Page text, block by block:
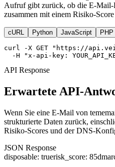
Aufruf gibt zurück, ob die E-
zusammen mit einem Risiko-
cURL Python JavaScript PHP
curl -X GET "https://
-H "x-api-key:
API Response
Erwartete API-
Wenn Sie eine E-Mail von
strukturierte Daten zurück,
Risiko-Scores und der DNS-
JSON Response
disposable: truerisk_score: 85